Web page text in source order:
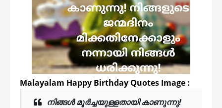
Malayalam Happy Birthday Quotes Image :
നിങ്ങൾ മൂർച്ചയുള്ളതായി കാണുന്നു!